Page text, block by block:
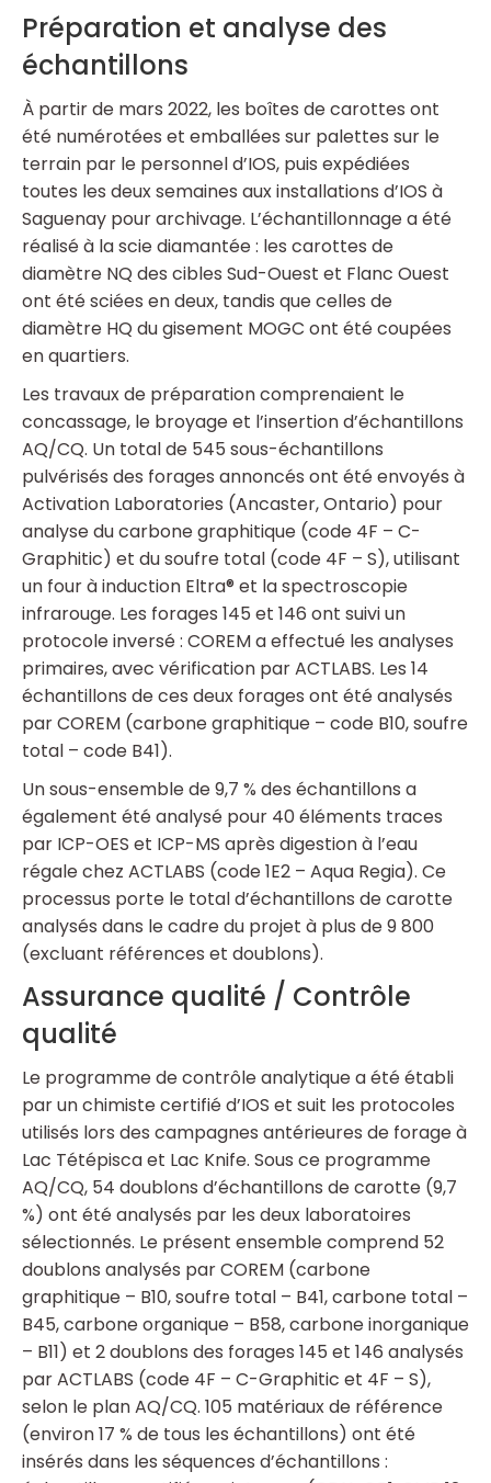
Préparation et analyse des
échantillons
À partir de mars 2022, les boîtes de carottes ont
été numérotées et emballées sur palettes sur le
terrain par le personnel d’IOS, puis expédiées
toutes les deux semaines aux installations d’IOS à
Saguenay pour archivage. L’échantillonnage a été
réalisé à la scie diamantée : les carottes de
diamètre NQ des cibles Sud-Ouest et Flanc Ouest
ont été sciées en deux, tandis que celles de
diamètre HQ du gisement MOGC ont été coupées
en quartiers.
Les travaux de préparation comprenaient le
concassage, le broyage et l’insertion d’échantillons
AQ/CQ. Un total de 545 sous-échantillons
pulvérisés des forages annoncés ont été envoyés à
Activation Laboratories (Ancaster, Ontario) pour
analyse du carbone graphitique (code 4F – C-
Graphitic) et du soufre total (code 4F – S), utilisant
un four à induction Eltra® et la spectroscopie
infrarouge. Les forages 145 et 146 ont suivi un
protocole inversé : COREM a effectué les analyses
primaires, avec vérification par ACTLABS. Les 14
échantillons de ces deux forages ont été analysés
par COREM (carbone graphitique – code B10, soufre
total – code B41).
Un sous-ensemble de 9,7 % des échantillons a
également été analysé pour 40 éléments traces
par ICP-OES et ICP-MS après digestion à l’eau
régale chez ACTLABS (code 1E2 – Aqua Regia). Ce
processus porte le total d’échantillons de carotte
analysés dans le cadre du projet à plus de 9 800
(excluant références et doublons).
Assurance qualité / Contrôle
qualité
Le programme de contrôle analytique a été établi
par un chimiste certifié d’IOS et suit les protocoles
utilisés lors des campagnes antérieures de forage à
Lac Tétépisca et Lac Knife. Sous ce programme
AQ/CQ, 54 doublons d’échantillons de carotte (9,7
%) ont été analysés par les deux laboratoires
sélectionnés. Le présent ensemble comprend 52
doublons analysés par COREM (carbone
graphitique – B10, soufre total – B41, carbone total –
B45, carbone organique – B58, carbone inorganique
– B11) et 2 doublons des forages 145 et 146 analysés
par ACTLABS (code 4F – C-Graphitic et 4F – S),
selon le plan AQ/CQ. 105 matériaux de référence
(environ 17 % de tous les échantillons) ont été
insérés dans les séquences d’échantillons :